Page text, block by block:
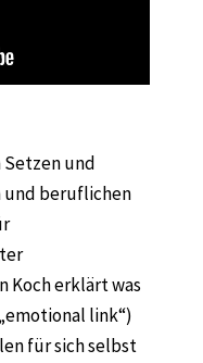
und
und beruflichen
Koch erklärt was
link“)
für sich selbst